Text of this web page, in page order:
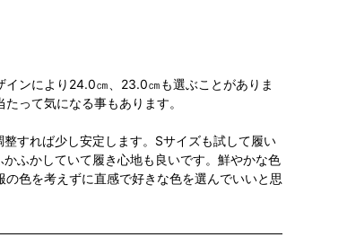
インにより24.0㎝、23.0㎝も選ぶことがありま
って気になる事もあります。
すれば少し安定します。Sサイズも試して履い
ふかしていて履き心地も良いです。鮮やかな色
色を考えずに直感で好きな色を選んでいいと思